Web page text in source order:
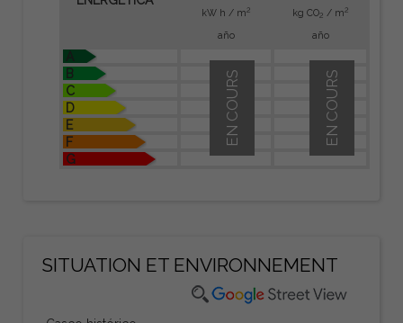
kW h / m2
año
kg CO2 / m2
año
A
B
C
D
E
F
G
EN COURS
EN COURS
SITUATION ET ENVIRONNEMENT